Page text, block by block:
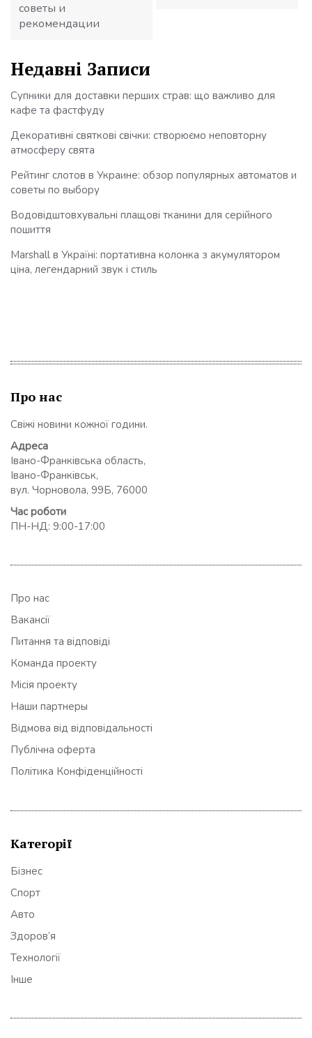
советы и
рекомендации
Недавні Записи
Супники для доставки перших страв: що важливо для
кафе та фастфуду
Декоративні святкові свічки: створюємо неповторну
атмосферу свята
Рейтинг слотов в Украине: обзор популярных автоматов и
советы по выбору
Водовідштовхувальні плащові тканини для серійного
пошиття
Marshall в Україні: портативна колонка з акумулятором
ціна, легендарний звук і стиль
Про нас
Свіжі новини кожної години.
Адреса
Івано-Франківська область,
Івано-Франківськ,
вул. Чорновола, 99Б, 76000
Час роботи
ПН-НД: 9:00-17:00
Про нас
Вакансії
Питання та відповіді
Команда проекту
Місія проекту
Наши партнеры
Відмова від відповідальності
Публічна оферта
Політика Конфіденційності
Категорії
Бізнес
Спорт
Авто
Здоров’я
Технології
Інше